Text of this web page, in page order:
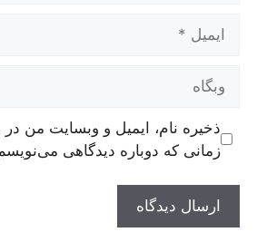
وبگاه
ذخیره نام، ایمیل و وبسایت من در
زمانی که دوباره دیدگاهی